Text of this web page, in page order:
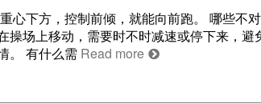
心下方，控制前倾，就能向前跑。 哪些不
场上移动，需要时不时减速或停下来，避
。 有什么需 Read more